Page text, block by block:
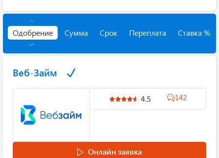
Одобрение Сумма Срок Переплата Ставка %
Веб-Займ
4.5 142
Онлайн заявка